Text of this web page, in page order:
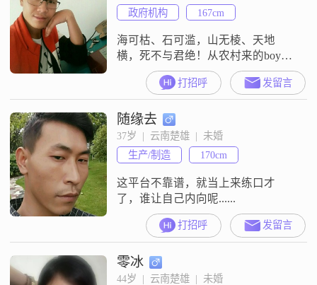
政府机构
167cm
海可枯、石可滥，山无棱、天地
横，死不与君绝！从农村来的boy，
我的人生历经经历稳重，勤俭
打招呼 发留言
随缘去
37岁  |  云南楚雄  |  未婚
生产/制造
170cm
这平台不靠谱，就当上来练口才
了，谁让自己内向呢......
打招呼 发留言
零冰
44岁  |  云南楚雄  |  未婚